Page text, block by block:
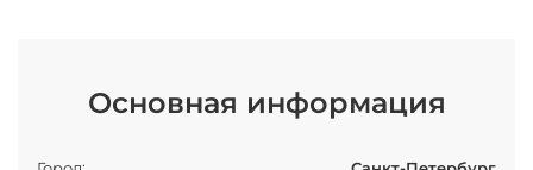
Основная информация